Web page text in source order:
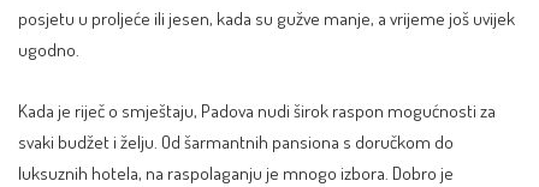
posjetu u proljeće ili jesen, kada su gužve manje, a vrijeme još uvijek
ugodno.
Kada je riječ o smještaju, Padova nudi širok raspon mogućnosti za
svaki budžet i želju. Od šarmantnih pansiona s doručkom do
luksuznih hotela, na raspolaganju je mnogo izbora. Dobro je